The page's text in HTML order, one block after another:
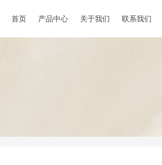
首页 产品中心 关于我们 联系我们